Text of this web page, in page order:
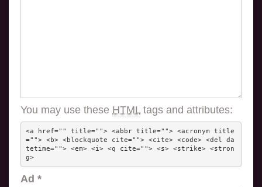
You may use these HTMLtags and attributes:
<a href="" title=""> <abbr title=""> <acronym title
=""> <b> <blockquote cite=""> <cite> <code> <del da
tetime=""> <em> <i> <q cite=""> <s> <strike> <stron
g>
Ad *